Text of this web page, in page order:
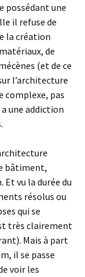
possédant une
il refuse de
la création
de
(et de ce
l’architecture
complexe, pas
une addiction
bâtiment,
Et vu la durée du
résolus ou
qui se
très clairement
Mais à part
il se passe
voir les